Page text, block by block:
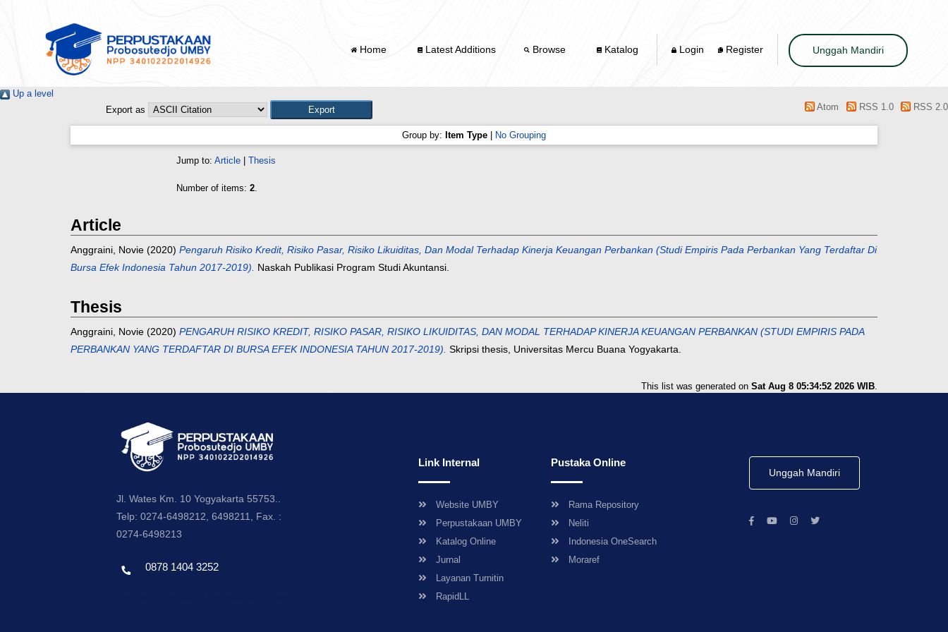
Home Latest Additions Browse Katalog Login Register Unggah Mandiri
Up a level
Export as
Atom RSS 1.0 RSS 2.0
Group by: Item Type No Grouping
Jump to: Article Thesis
Number of items: 2.
Article
Anggraini, Novie (2020) Pengaruh Risiko Kredit, Risiko Pasar, Risiko Likuiditas, Dan Modal Terhadap Kinerja Keuangan Perbankan (Studi Empiris Pada Perbankan Yang Terdaftar Di
Bursa Efek Indonesia Tahun 2017-2019). Naskah Publikasi Program Studi Akuntansi.
Thesis
Anggraini, Novie (2020) PENGARUH RISIKO KREDIT, RISIKO PASAR, RISIKO LIKUIDITAS, DAN MODAL TERHADAP KINERJA KEUANGAN PERBANKAN (STUDI EMPIRIS PADA
PERBANKAN YANG TERDAFTAR DI BURSA EFEK INDONESIA TAHUN 2017-2019). Skripsi thesis, Universitas Mercu Buana Yogyakarta.
This list was generated on Sat Aug 8 05:34:52 2026 WIB.
Jl. Wates Km. 10 Yogyakarta 55753..
Telp: 0274-6498212, 6498211, Fax. :
0274-6498213
0878 1404 3252
Link Internal
Website UMBY
Perpustakaan UMBY
Katalog Online
Jurnal
Layanan Turnitin
RapidLL
Pustaka Online
Rama Repository
Neliti
Indonesia OneSearch
Moraref
Unggah Mandiri